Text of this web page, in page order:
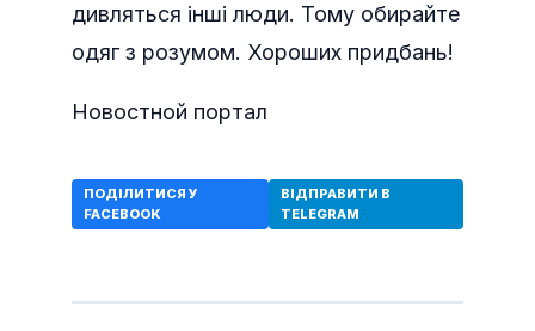
дивляться інші люди. Тому обирайте
одяг з розумом. Хороших придбань!
Новостной портал
ПОДІЛИТИСЯ У
FACEBOOK
ВІДПРАВИТИ В
TELEGRAM